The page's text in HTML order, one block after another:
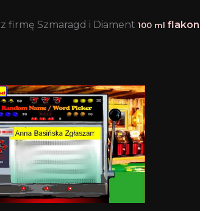
firmę Szmaragd i Diament 100 ml